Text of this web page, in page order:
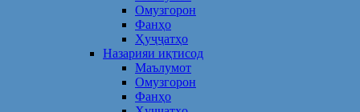
Омузгорон
Фанҳо
Ҳуҷҷатҳо
Назарияи иқтисод
Маълумот
Омузгорон
Фанҳо